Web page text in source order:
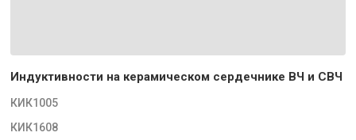
Индуктивности на керамическом сердечнике ВЧ и СВЧ
КИК1005
КИК1608